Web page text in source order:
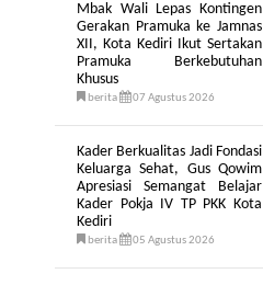
Mbak Wali Lepas Kontingen
Gerakan Pramuka ke Jamnas
XII, Kota Kediri Ikut Sertakan
Pramuka Berkebutuhan
Khusus
berita 07 Agustus 2026
Kader Berkualitas Jadi Fondasi
Keluarga Sehat, Gus Qowim
Apresiasi Semangat Belajar
Kader Pokja IV TP PKK Kota
Kediri
berita 05 Agustus 2026